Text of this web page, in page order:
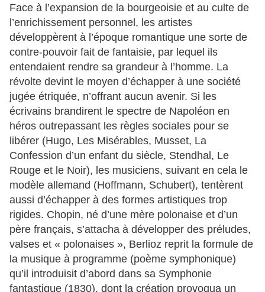
Face à l’expansion de la bourgeoisie et au culte de
l’enrichissement personnel, les artistes
développèrent à l’époque romantique une sorte de
contre-pouvoir fait de fantaisie, par lequel ils
entendaient rendre sa grandeur à l’homme. La
révolte devint le moyen d’échapper à une société
jugée étriquée, n’offrant aucun avenir. Si les
écrivains brandirent le spectre de Napoléon en
héros outrepassant les règles sociales pour se
libérer (Hugo, Les Misérables, Musset, La
Confession d’un enfant du siècle, Stendhal, Le
Rouge et le Noir), les musiciens, suivant en cela le
modèle allemand (Hoffmann, Schubert), tentèrent
aussi d’échapper à des formes artistiques trop
rigides. Chopin, né d’une mère polonaise et d’un
père français, s’attacha à développer des préludes,
valses et « polonaises », Berlioz reprit la formule de
la musique à programme (poème symphonique)
qu’il introduisit d’abord dans sa Symphonie
fantastique (1830), dont la création provoqua un